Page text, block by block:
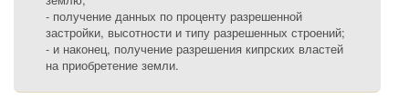
- получение данных по проценту разрешенной
застройки, высотности и типу разрешенных строений;
- и наконец, получение разрешения кипрских властей
на приобретение земли.